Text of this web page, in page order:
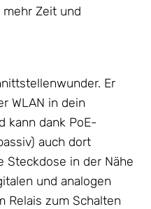
Zeit und
Er
WLAN in dein
kann dank PoE-
auch dort
Steckdose in der Nähe
und analogen
Relais zum Schalten